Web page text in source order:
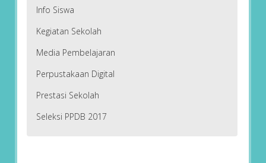
Info Siswa
Kegiatan Sekolah
Media Pembelajaran
Perpustakaan Digital
Prestasi Sekolah
Seleksi PPDB 2017